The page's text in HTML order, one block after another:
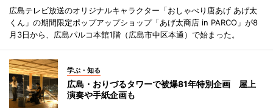
広島テレビ放送のオリジナルキャラクター「おしゃべり唐あげ あげ太
くん」の期間限定ポップアップショップ「あげ太商店 in PARCO」が8
月3日から、広島パルコ本館1階（広島市中区本通）で始まった。
学ぶ・知る
広島・おりづるタワーで被爆81年特別企画 屋上
演奏や手紙企画も